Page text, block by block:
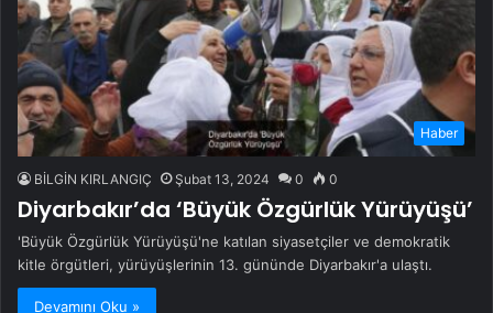
Haber
BİLGİN KIRLANGIÇ Şubat 13, 2024 0 0
Diyarbakır’da ‘Büyük Özgürlük Yürüyüşü’
'Büyük Özgürlük Yürüyüşü'ne katılan siyasetçiler ve demokratik
kitle örgütleri, yürüyüşlerinin 13. gününde Diyarbakır'a ulaştı.
Devamını Oku »